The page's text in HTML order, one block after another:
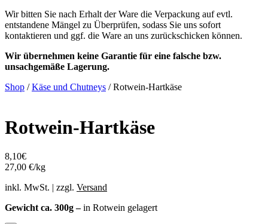
Wir bitten Sie nach Erhalt der Ware die Verpackung auf evtl.
entstandene Mängel zu Überprüfen, sodass Sie uns sofort
kontaktieren und ggf. die Ware an uns zurückschicken können.
Wir übernehmen keine Garantie für eine falsche bzw.
unsachgemäße Lagerung.
Shop /Käse und Chutneys / Rotwein-Hartkäse
Rotwein-Hartkäse
8,10€
27,00 €/kg
inkl. MwSt. | zzgl. Versand
Gewicht ca. 300g –in Rotwein gelagert